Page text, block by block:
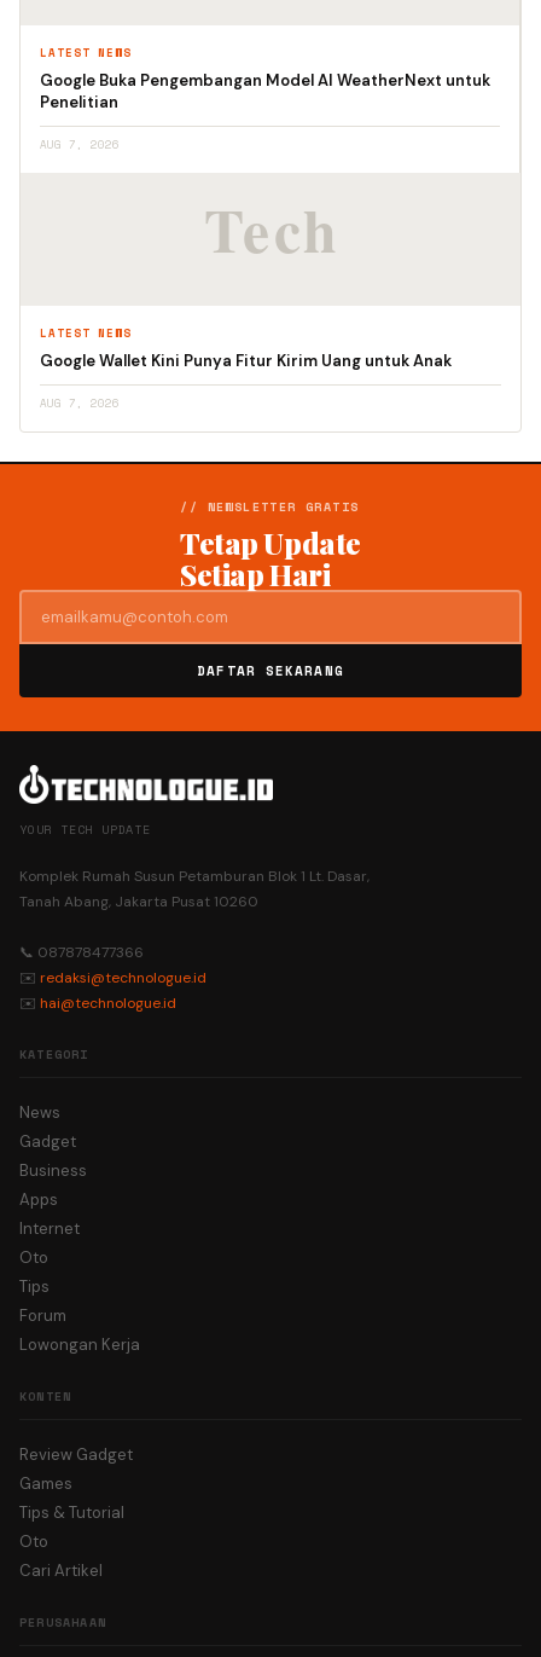
LATEST NEWS
Google Buka Pengembangan Model AI WeatherNext untuk
Penelitian
AUG 7, 2026
LATEST NEWS
Google Wallet Kini Punya Fitur Kirim Uang untuk Anak
AUG 7, 2026
// NEWSLETTER GRATIS
Tetap Update
Setiap Hari
DAFTAR SEKARANG
YOUR TECH UPDATE
Komplek Rumah Susun Petamburan Blok 1 Lt. Dasar,
Tanah Abang, Jakarta Pusat 10260
📞 087878477366
✉️ redaksi@technologue.id
✉️ hai@technologue.id
KATEGORI
News
Gadget
Business
Apps
Internet
Oto
Tips
Forum
Lowongan Kerja
KONTEN
Review Gadget
Games
Tips & Tutorial
Oto
Cari Artikel
PERUSAHAAN